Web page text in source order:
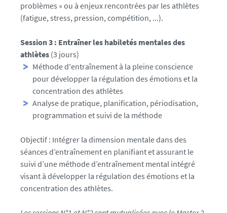
problèmes » ou à enjeux rencontrées par les athlètes
(fatigue, stress, pression, compétition, ...).
Session 3 : Entraîner les habiletés mentales des
athlètes (3 jours)
Méthode d'entraînement à la pleine conscience
pour développer la régulation des émotions et la
concentration des athlètes
Analyse de pratique, planification, périodisation,
programmation et suivi de la méthode
Objectif : Intégrer la dimension mentale dans des
séances d’entraînement en planifiant et assurant le
suivi d’une méthode d’entraînement mental intégré
visant à développer la régulation des émotions et la
concentration des athlètes.